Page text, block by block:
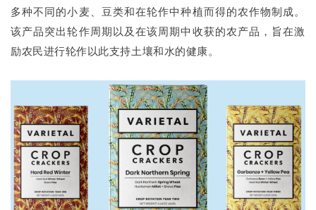
多种不同的小麦、豆类和在轮作中种植而得的农作物制成。
该产品突出轮作周期以及在该周期中收获的农产品，旨在激
励农民进行轮作以此支持土壤和水的健康。